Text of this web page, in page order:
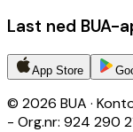
Last ned BUA-
App Store
© 2026 BUA ·
- Org.nr: 924 290